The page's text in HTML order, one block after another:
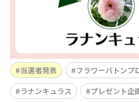
当選者発表 フラワーバトンプ
ラナンキュラス
プレゼント企